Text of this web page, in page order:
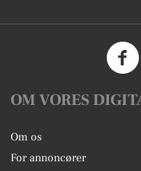
OM VORES
Om os
For annoncører